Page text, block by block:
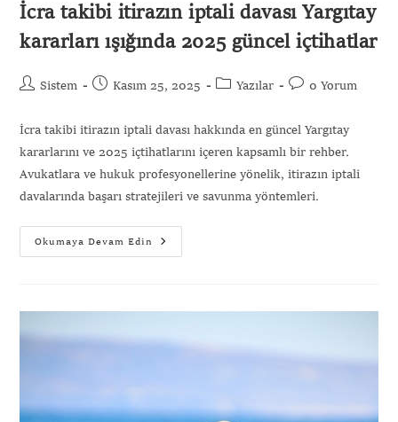
İcra takibi itirazın iptali davası Yargıtay
kararları ışığında 2025 güncel içtihatlar
Sistem Kasım 25, 2025 Yazılar 0 Yorum
İcra takibi itirazın iptali davası hakkında en güncel Yargıtay
kararlarını ve 2025 içtihatlarını içeren kapsamlı bir rehber.
Avukatlara ve hukuk profesyonellerine yönelik, itirazın iptali
davalarında başarı stratejileri ve savunma yöntemleri.
Okumaya Devam Edin